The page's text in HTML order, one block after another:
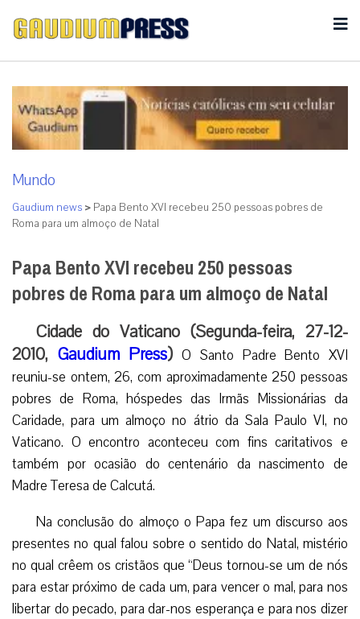
Mundo
Gaudium news > Papa Bento XVI recebeu 250 pessoas pobres de
Roma para um almoço de Natal
Papa Bento XVI recebeu 250 pessoas
pobres de Roma para um almoço de Natal
Cidade do Vaticano (Segunda-feira, 27-12-
2010, Gaudium Press) O Santo Padre Bento XVI
reuniu-se ontem, 26, com aproximadamente 250 pessoas
pobres de Roma, hóspedes das Irmãs Missionárias da
Caridade, para um almoço no átrio da Sala Paulo VI, no
Vaticano. O encontro aconteceu com fins caritativos e
também por ocasião do centenário da nascimento de
Madre Teresa de Calcutá.
Na conclusão do almoço o Papa fez um discurso aos
presentes no qual falou sobre o sentido do Natal, mistério
no qual crêem os cristãos que “Deus tornou-se um de nós
para estar próximo de cada um, para vencer o mal, para nos
libertar do pecado, para dar-nos esperança e para nos dizer